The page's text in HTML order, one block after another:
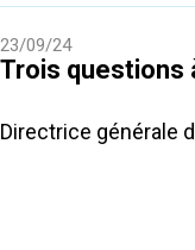
23/09/24
Trois questions
Directrice générale